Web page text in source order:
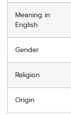
Meaning in
English
Gender
Religion
Origin